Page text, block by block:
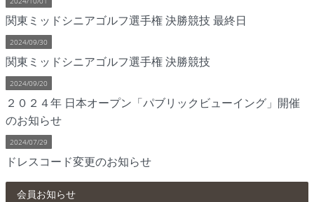
関東ミッドシニアゴルフ選手権 決勝競技 最終日
2024/09/30
関東ミッドシニアゴルフ選手権 決勝競技
2024/09/20
２０２４年 日本オープン「パブリックビューイング」開催
のお知らせ
2024/07/29
ドレスコード変更のお知らせ
会員お知らせ